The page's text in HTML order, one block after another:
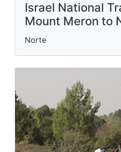
Israel National
Mount Meron to
Norte